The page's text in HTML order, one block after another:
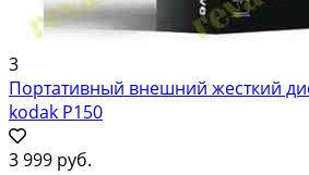
3
Портативный внешний жесткий
kodak P150
3 999 руб.